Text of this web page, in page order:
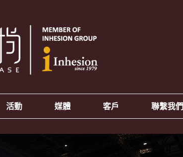
活動 媒體 客戶 聯繫我們